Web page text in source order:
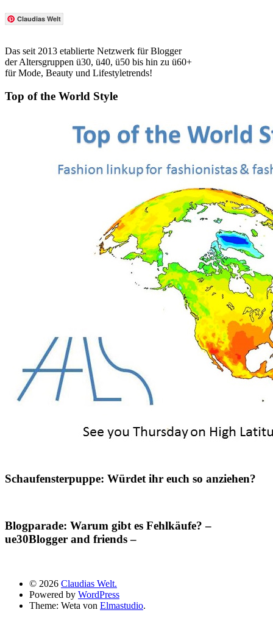
Claudias Welt
Das seit 2013 etablierte Netzwerk für Blogger
der Altersgruppen ü30, ü40, ü50 bis hin zu ü60+
für Mode, Beauty und Lifestyletrends!
Top of the World Style
Schaufensterpuppe: Würdet ihr euch so anziehen?
Blogparade: Warum gibt es Fehlkäufe? –
ue30Blogger and friends –
© 2026 Claudias Welt.
Powered by WordPress
Theme: Weta von Elmastudio.